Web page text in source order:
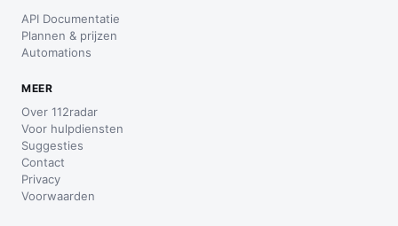
API Documentatie
Plannen & prijzen
Automations
MEER
Over 112radar
Voor hulpdiensten
Suggesties
Contact
Privacy
Voorwaarden